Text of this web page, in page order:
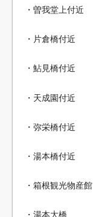
・曽我堂上付近
・片倉橋付近
・鮎見橋付近
・天成園付近
・弥栄橋付近
・湯本橋付近
・箱根観光物産館
・湯本大橋